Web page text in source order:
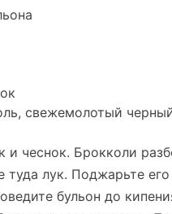
свежемолотый
чеснок. Брокколи
лук. Поджарьте
бульон до